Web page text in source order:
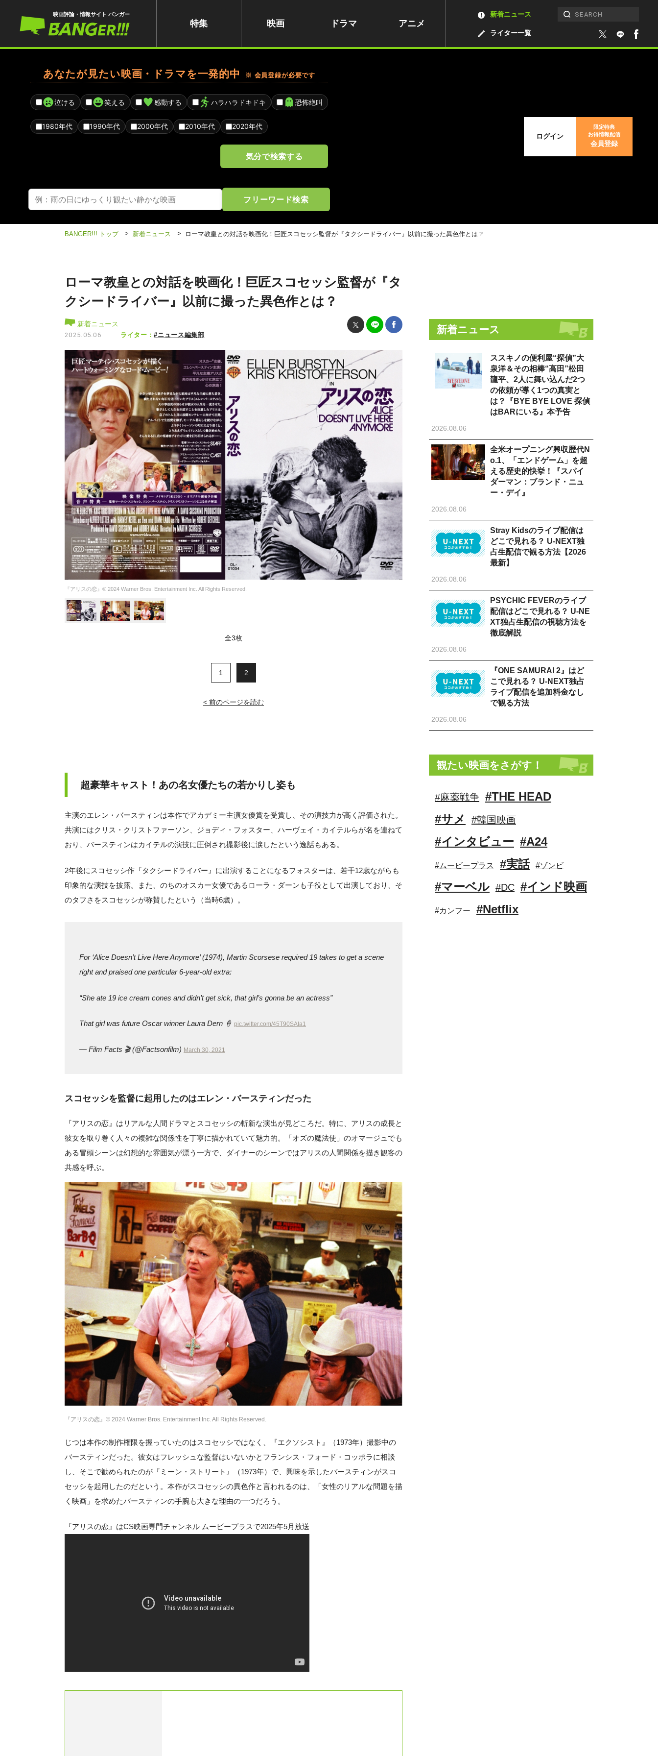
映画評論・情報サイト バンガー
特集 映画 ドラマ アニメ
ライター一覧
新着ニュース
あなたが見たい映画・ドラマを一発的中 ※ 会員登録が必要です
泣ける 笑える 感動する ハラハラドキドキ 恐怖絶叫
1980年代 1990年代 2000年代 2010年代 2020年代
気分で検索する
フリーワード検索
ログイン
限定特典
お得情報配信
会員登録
BANGER!!! トップ > 新着ニュース > ローマ教皇との対話を映画化！巨匠スコセッシ監督が『タクシードライバー』以前に撮った異色作とは？
ローマ教皇との対話を映画化！巨匠スコセッシ監督が『タ
クシードライバー』以前に撮った異色作とは？
新着ニュース
2025.05.06 ライター：#ニュース編集部
『アリスの恋』© 2024 Warner Bros. Entertainment Inc. All Rights Reserved.
全3枚
1 2
< 前のページを読む
超豪華キャスト！あの名女優たちの若かりし姿も
主演のエレン・バースティンは本作でアカデミー主演女優賞を受賞し、その演技力が高く評価された。
共演にはクリス・クリストファーソン、ジョディ・フォスター、ハーヴェイ・カイテルらが名を連ねて
おり、バースティンはカイテルの演技に圧倒され撮影後に涙したという逸話もある。
2年後にスコセッシ作『タクシードライバー』に出演することになるフォスターは、若干12歳ながらも
印象的な演技を披露。また、のちのオスカー女優であるローラ・ダーンも子役として出演しており、そ
のタフさをスコセッシが称賛したという（当時6歳）。
For ‘Alice Doesn’t Live Here Anymore’ (1974), Martin Scorsese required 19 takes to get a scene
right and praised one particular 6-year-old extra:
“She ate 19 ice cream cones and didn’t get sick, that girl’s gonna be an actress”
That girl was future Oscar winner Laura Dern 🍦 pic.twitter.com/45T90SAIa1
— Film Facts 🎬 (@Factsonfilm) March 30, 2021
スコセッシを監督に起用したのはエレン・バースティンだった
『アリスの恋』はリアルな人間ドラマとスコセッシの斬新な演出が見どころだ。特に、アリスの成長と
彼女を取り巻く人々の複雑な関係性を丁寧に描かれていて魅力的。「オズの魔法使」のオマージュでも
ある冒頭シーンは幻想的な雰囲気が漂う一方で、ダイナーのシーンではアリスの人間関係を描き観客の
共感を呼ぶ。
『アリスの恋』© 2024 Warner Bros. Entertainment Inc. All Rights Reserved.
じつは本作の制作権限を握っていたのはスコセッシではなく、『エクソシスト』（1973年）撮影中の
バースティンだった。彼女はフレッシュな監督はいないかとフランシス・フォード・コッポラに相談
し、そこで勧められたのが『ミーン・ストリート』（1973年）で、興味を示したバースティンがスコ
セッシを起用したのだという。本作がスコセッシの異色作と言われるのは、「女性のリアルな問題を描
く映画」を求めたバースティンの手腕も大きな理由の一つだろう。
『アリスの恋』はCS映画専門チャンネル ムービープラスで2025年5月放送
新着ニュース
ススキノの便利屋“探偵”大
泉洋＆その相棒“高田”松田
龍平、2人に舞い込んだ2つ
の依頼が導く1つの真実と
は？『BYE BYE LOVE 探偵
はBARにいる』本予告
2026.08.06
全米オープニング興収歴代N
o.1、「エンドゲーム」を超
える歴史的快挙！『スパイ
ダーマン：ブランド・ニュ
ー・デイ』
2026.08.06
Stray Kidsのライブ配信は
どこで見れる？ U-NEXT独
占生配信で観る方法【2026
最新】
2026.08.06
PSYCHIC FEVERのライブ
配信はどこで見れる？ U-NE
XT独占生配信の視聴方法を
徹底解説
2026.08.06
『ONE SAMURAI 2』はど
こで見れる？ U-NEXT独占
ライブ配信を追加料金なし
で観る方法
2026.08.06
観たい映画をさがす！
#麻薬戦争 #THE HEAD
#サメ
#韓国映画
#インタビュー #A24
#ムービープラス #実話 #ゾンビ
#マーベル #DC #インド映画
#カンフー #Netflix